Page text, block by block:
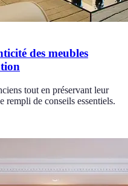
des meubles
tout en préservant leur
rempli de conseils essentiels.